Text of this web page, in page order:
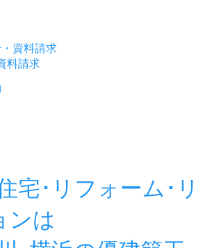
料請求
宅･リフォーム･リ
ンは